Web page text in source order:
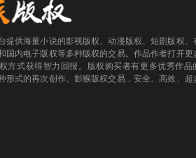
提供海量小说的影视版权、动漫版权、短剧版权、
国内电子版权等多种版权的交易。作品作者打开更
方式获得智力回报。版权购买者有更多优秀作品
形式的再次创作。影猴版权交易，安全、高效、超